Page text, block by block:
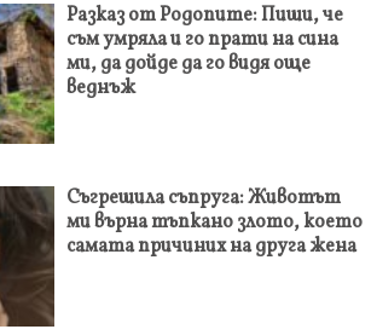
Разказ от Родопите: Пиши, че
съм умряла и го прати на сина
ми, да дойде да го видя още
веднъж
Съгрешила съпруга: Животът
ми върна тъпкано злото, което
самата причиних на друга жена